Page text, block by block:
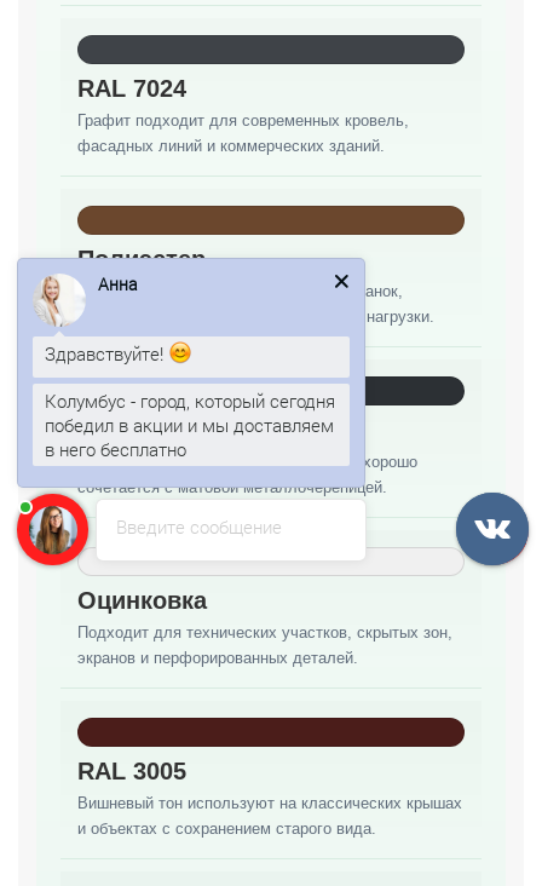
RAL 7024
Графит подходит для современных кровель,
фасадных линий и коммерческих зданий.
Полиэстер
Стандартный полимерный слой для планок,
доборов и деталей без экстремальной нагрузки.
Матовый слой
Снижает блики, выглядит спокойнее и хорошо
сочетается с матовой металлочерепицей.
Оцинковка
Подходит для технических участков, скрытых зон,
экранов и перфорированных деталей.
RAL 3005
Вишневый тон используют на классических крышах
и объектах с сохранением старого вида.
Введите сообщение
Анна
Здравствуйте!
Колумбус - город, который сегодня
победил в акции и мы доставляем
в него бесплатно
Аннапечатает...